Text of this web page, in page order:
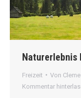
Naturerlebnis
Freizeit Von
Kommentar